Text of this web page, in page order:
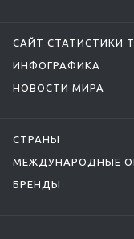
САЙТ СТАТИСТИКИ
ИНФОГРАФИКА
НОВОСТИ МИРА
СТРАНЫ
МЕЖДУНАРОДНЫЕ
БРЕНДЫ